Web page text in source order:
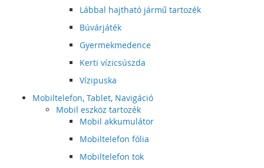
Lábbal hajtható jármű tartozék
Búvárjáték
Gyermekmedence
Kerti vízicsúszda
Vízipuska
Mobiltelefon, Tablet, Navigáció
Mobil eszköz tartozék
Mobil akkumulátor
Mobiltelefon fólia
Mobiltelefon tok